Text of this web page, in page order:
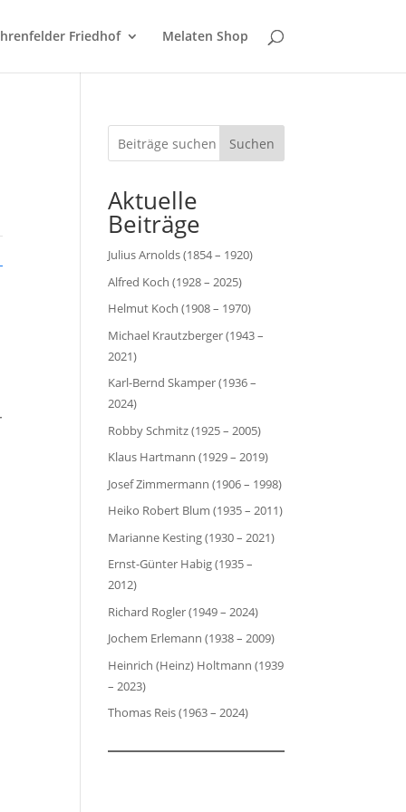
Friedhof Melaten Shop
Suchen
Aktuelle
Beiträge
Julius Arnolds (1854 – 1920)
Alfred Koch (1928 – 2025)
Helmut Koch (1908 – 1970)
Michael Krautzberger (1943 –
2021)
Karl-Bernd Skamper (1936 –
2024)
Robby Schmitz (1925 – 2005)
Klaus Hartmann (1929 – 2019)
Josef Zimmermann (1906 – 1998)
Heiko Robert Blum (1935 – 2011)
Marianne Kesting (1930 – 2021)
Ernst-Günter Habig (1935 –
2012)
Richard Rogler (1949 – 2024)
Jochem Erlemann (1938 – 2009)
Heinrich (Heinz) Holtmann (1939
– 2023)
Thomas Reis (1963 – 2024)